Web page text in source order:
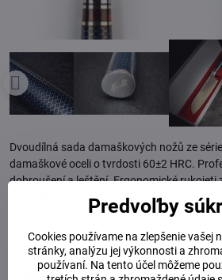
Dvoudílná sada damaškových nožů ze
damaškové oceli o tvrdosti 60±2 HRC.
dobroušení a leštění. Ergonomické rukojeti
zapuštěnými hliníkovými vlákny.
Čítajte viac
Skladem
Zľava14 €
Predvoľby
Cookies používame na zlepšenie vašej
stránky, analýzu jej výkonnosti a
používaní. Na tento účel môžeme